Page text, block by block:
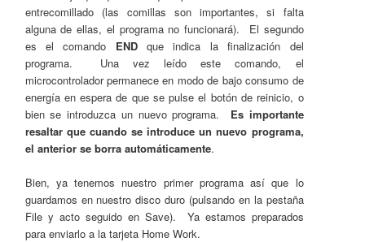
entrecomillado (las comillas son importantes, si falta
alguna de ellas, el programa no funcionará). El segundo
es el comando ENDque indica la finalización del
programa. Una vez leído este comando, el
microcontrolador permanece en modo de bajo consumo de
energía en espera de que se pulse el botón de reinicio, o
bien se introduzca un nuevo programa. Es importante
resaltar que cuando se introduce un nuevo programa,
el anterior se borra automáticamente.
Bien, ya tenemos nuestro primer programa así que lo
guardamos en nuestro disco duro (pulsando en la pestaña
File y acto seguido en Save). Ya estamos preparados
para enviarlo a la tarjeta Home Work.